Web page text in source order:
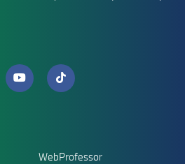
WebProfessor